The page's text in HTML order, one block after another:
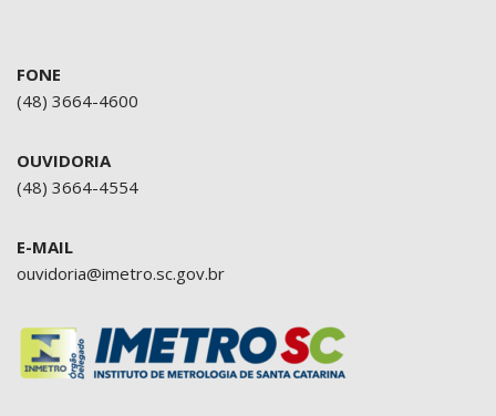
FONE
(48) 3664-4600
OUVIDORIA
(48) 3664-4554
E-MAIL
ouvidoria@imetro.sc.gov.br